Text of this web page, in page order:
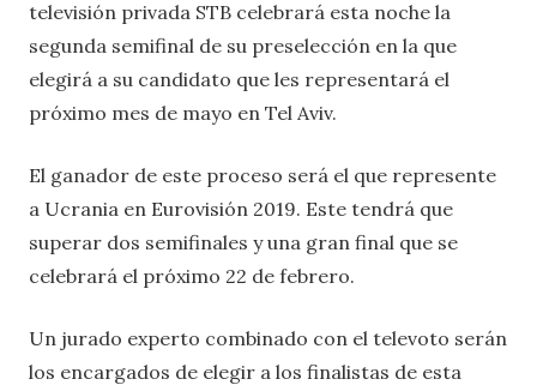
televisión privada STB celebrará esta noche la
segunda semifinal de su preselección en la que
elegirá a su candidato que les representará el
próximo mes de mayo en Tel Aviv.
El ganador de este proceso será el que represente
a Ucrania en Eurovisión 2019. Este tendrá que
superar dos semifinales y una gran final que se
celebrará el próximo 22 de febrero.
Un jurado experto combinado con el televoto serán
los encargados de elegir a los finalistas de esta